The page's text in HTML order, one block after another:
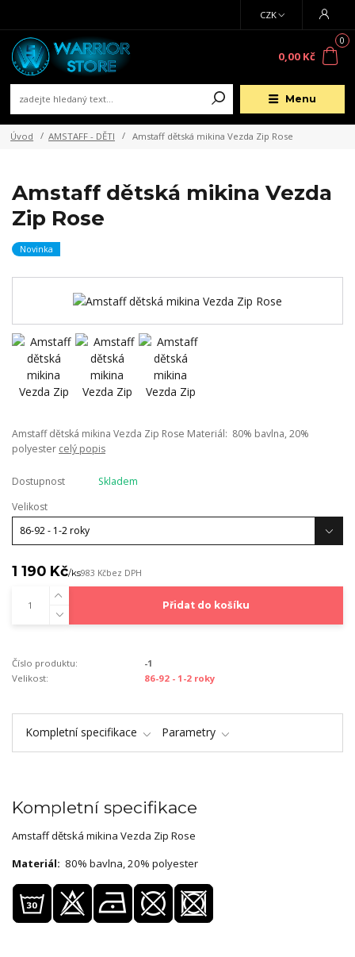
Menu
CZK
0
0,00 Kč
Úvod AMSTAFF - DĚTI Amstaff dětská mikina Vezda Zip Rose
Amstaff dětská mikina Vezda
Zip Rose
Novinka
Amstaff dětská mikina Vezda Zip Rose Materiál: 80% bavlna, 20%
polyester celý popis
Dostupnost
Skladem
Velikost
1 190 Kč/ks983 Kčbez DPH
Přidat do košíku
Číslo produktu:
-1
Velikost:
86-92 - 1-2 roky
Kompletní specifikace Parametry
Kompletní specifikace
Amstaff dětská mikina Vezda Zip Rose
Materiál: 80% bavlna, 20% polyester